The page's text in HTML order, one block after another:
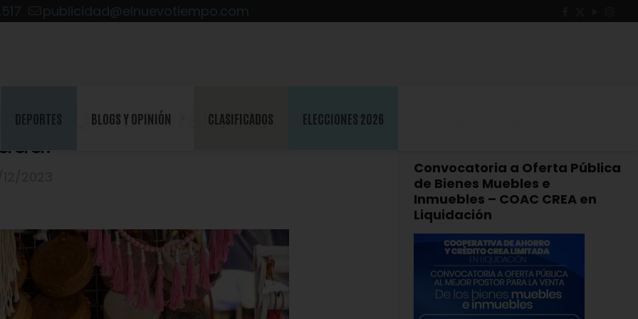
publicidad@elnuevotiempo.com
DEPORTES BLOGS Y OPINIÓN CLASIFICADOS ELECCIONES 2026
GO Quito Hotel: Arte,
Convocatoria a Oferta Pública
de Bienes Muebles e
Inmuebles – COAC CREA en
Liquidación